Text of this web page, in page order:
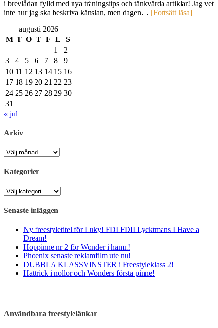
i brevlådan fylld med nya träningstips och tänkvärda artiklar! Jag vet
inte hur jag ska beskriva känslan, men dagen… [Fortsätt läsa]
augusti 2026
M T O T F L
S
1
2
3
4 5 6 7 8
9
10 11 12 13 14 15 16
17 18 19 20 21 22 23
24 25 26 27 28 29 30
31
« jul
Arkiv
Arkiv
Kategorier
Kategorier
Senaste inläggen
Ny freestyletitel för Luky! FDI FDII Lycktmans I Have a
Dream!
Hoppinne nr 2 för Wonder i hamn!
Phoenix senaste reklamfilm ute nu!
DUBBLA KLASSVINSTER i Freestyleklass 2!
Hattrick i nollor och Wonders första pinne!
Användbara freestylelänkar